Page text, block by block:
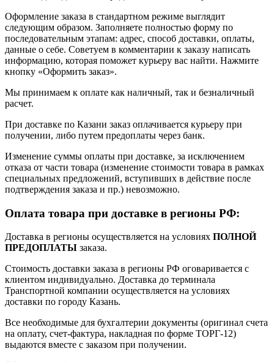
Оформление заказа в стандартном режиме выглядит
следующим образом. Заполняете полностью форму по
последовательным этапам: адрес, способ доставки, оплаты,
данные о себе. Советуем в комментарии к заказу написать
информацию, которая поможет курьеру вас найти. Нажмите
кнопку «Оформить заказ».
Мы принимаем к оплате как наличный, так и безналичный
расчет.
При доставке по Казани заказ оплачивается курьеру при
получении, либо путем предоплаты через банк.
Изменение суммы оплаты при доставке, за исключением
отказа от части товара (изменение стоимости товара в рамках
специальных предложений, вступивших в действие после
подтверждения заказа и пр.) невозможно.
Оплата товара при доставке в регионы РФ:
Доставка в регионы осуществляется на условиях ПОЛНОЙ
ПРЕДОПЛАТЫ заказа.
Стоимость доставки заказа в регионы РФ оговаривается с
клиентом индивидуально. Доставка до терминала
Транспортной компании осуществляется на условиях
доставки по городу Казань.
Все необходимые для бухгалтерии документы (оригинал счета
на оплату, счет-фактура, накладная по форме ТОРГ-12)
выдаются вместе с заказом при получении.